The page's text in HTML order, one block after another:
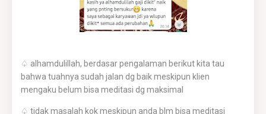
♤ alhamdulillah, berdasar pengalaman berikut kita tau
bahwa tuahnya sudah jalan dg baik meskipun klien
mengaku belum bisa meditasi dg maksimal
♤ tidak masalah kok meskipun anda blm bisa meditasi